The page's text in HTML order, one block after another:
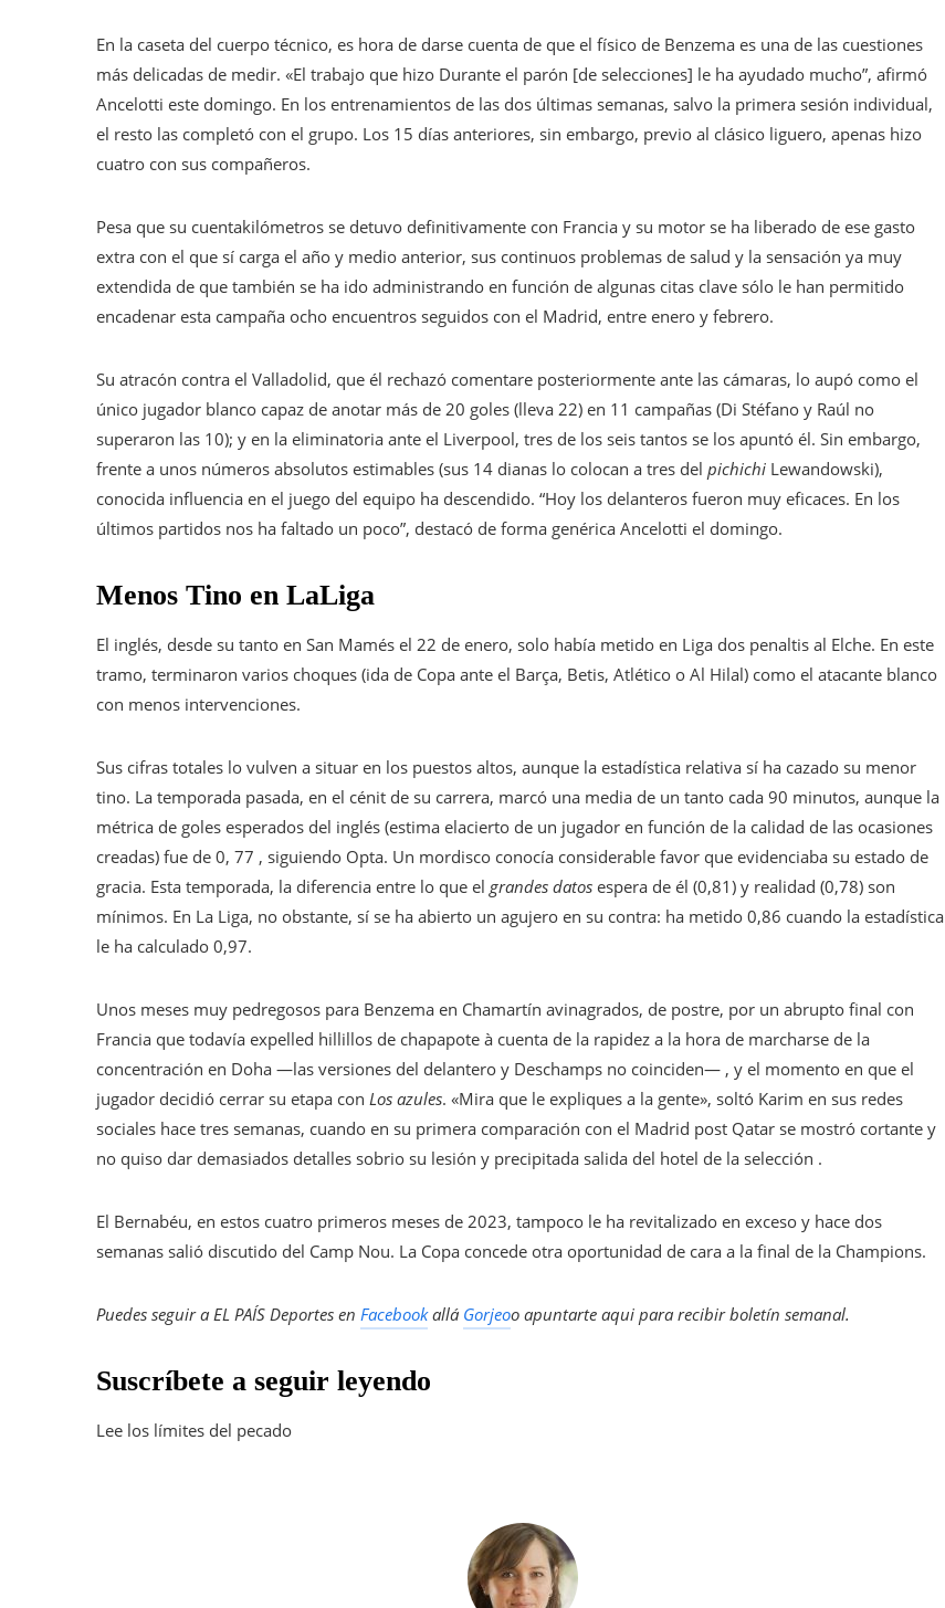
En la caseta del cuerpo técnico, es hora de darse cuenta de que el físico de Benzema es una de las cuestiones
más delicadas de medir. «El trabajo que hizo Durante el parón [de selecciones] le ha ayudado mucho”, afirmó
Ancelotti este domingo. En los entrenamientos de las dos últimas semanas, salvo la primera sesión individual,
el resto las completó con el grupo. Los 15 días anteriores, sin embargo, previo al clásico liguero, apenas hizo
cuatro con sus compañeros.
Pesa que su cuentakilómetros se detuvo definitivamente con Francia y su motor se ha liberado de ese gasto
extra con el que sí carga el año y medio anterior, sus continuos problemas de salud y la sensación ya muy
extendida de que también se ha ido administrando en función de algunas citas clave sólo le han permitido
encadenar esta campaña ocho encuentros seguidos con el Madrid, entre enero y febrero.
Su atracón contra el Valladolid, que él rechazó comentare posteriormente ante las cámaras, lo aupó como el
único jugador blanco capaz de anotar más de 20 goles (lleva 22) en 11 campañas (Di Stéfano y Raúl no
superaron las 10); y en la eliminatoria ante el Liverpool, tres de los seis tantos se los apuntó él. Sin embargo,
frente a unos números absolutos estimables (sus 14 dianas lo colocan a tres del pichichi Lewandowski),
conocida influencia en el juego del equipo ha descendido. “Hoy los delanteros fueron muy eficaces. En los
últimos partidos nos ha faltado un poco”, destacó de forma genérica Ancelotti el domingo.
Menos Tino en LaLiga
El inglés, desde su tanto en San Mamés el 22 de enero, solo había metido en Liga dos penaltis al Elche. En este
tramo, terminaron varios choques (ida de Copa ante el Barça, Betis, Atlético o Al Hilal) como el atacante blanco
con menos intervenciones.
Sus cifras totales lo vulven a situar en los puestos altos, aunque la estadística relativa sí ha cazado su menor
tino. La temporada pasada, en el cénit de su carrera, marcó una media de un tanto cada 90 minutos, aunque la
métrica de goles esperados del inglés (estima elacierto de un jugador en función de la calidad de las ocasiones
creadas) fue de 0, 77 , siguiendo Opta. Un mordisco conocía considerable favor que evidenciaba su estado de
gracia. Esta temporada, la diferencia entre lo que el grandes datos espera de él (0,81) y realidad (0,78) son
mínimos. En La Liga, no obstante, sí se ha abierto un agujero en su contra: ha metido 0,86 cuando la estadística
le ha calculado 0,97.
Unos meses muy pedregosos para Benzema en Chamartín avinagrados, de postre, por un abrupto final con
Francia que todavía expelled hillillos de chapapote à cuenta de la rapidez a la hora de marcharse de la
concentración en Doha —las versiones del delantero y Deschamps no coinciden— , y el momento en que el
jugador decidió cerrar su etapa con Los azules. «Mira que le expliques a la gente», soltó Karim en sus redes
sociales hace tres semanas, cuando en su primera comparación con el Madrid post Qatar se mostró cortante y
no quiso dar demasiados detalles sobrio su lesión y precipitada salida del hotel de la selección .
El Bernabéu, en estos cuatro primeros meses de 2023, tampoco le ha revitalizado en exceso y hace dos
semanas salió discutido del Camp Nou. La Copa concede otra oportunidad de cara a la final de la Champions.
Puedes seguir a EL PAÍS Deportes en Facebookallá Gorjeoo apuntarte aqui para recibirboletín semanal.
Suscríbete a seguir leyendo
Lee los límites del pecado